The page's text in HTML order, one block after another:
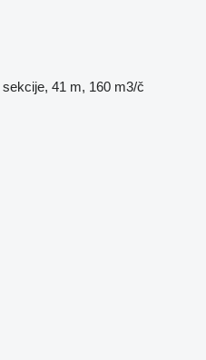
41 m, 160 m3/č